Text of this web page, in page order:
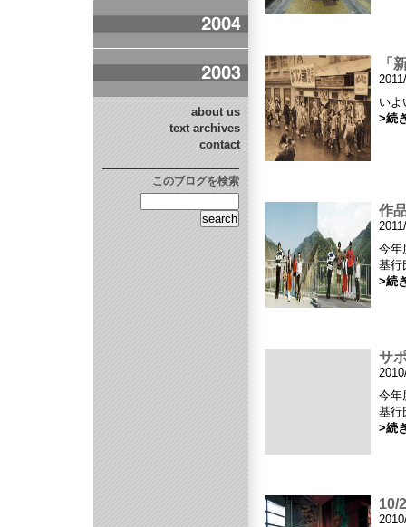
「
いよ
>続
作
今年
基行
>続
サ
今年
基行
>続
10/
about us
text archives
contact
このブログを検索